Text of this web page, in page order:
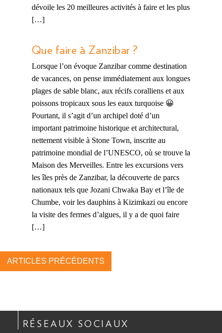
dévoile les 20 meilleures activités à faire et les plus
[…]
Que faire à Zanzibar ?
Lorsque l’on évoque Zanzibar comme destination
de vacances, on pense immédiatement aux longues
plages de sable blanc, aux récifs coralliens et aux
poissons tropicaux sous les eaux turquoise 😀
Pourtant, il s’agit d’un archipel doté d’un
important patrimoine historique et architectural,
nettement visible à Stone Town, inscrite au
patrimoine mondial de l’UNESCO, où se trouve la
Maison des Merveilles. Entre les excursions vers
les îles près de Zanzibar, la découverte de parcs
nationaux tels que Jozani Chwaka Bay et l’île de
Chumbe, voir les dauphins à Kizimkazi ou encore
la visite des fermes d’algues, il y a de quoi faire
[…]
ARTICLES PRÉCÉDENTS
RÉSEAUX SOCIAUX